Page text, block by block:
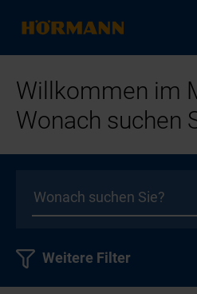
Willkommen im
Wonach suchen
Weitere Filter